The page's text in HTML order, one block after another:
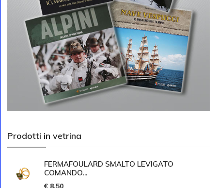
Prodotti in vetrina
FERMAFOULARD SMALTO LEVIGATO
COMANDO...
€ 8,50